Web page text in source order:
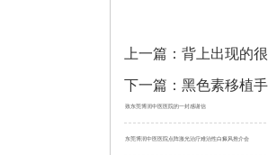
上一篇： 背上出现的
下一篇： 黑色素移植
致东莞博润中医医院的一封感谢信
东莞博润中医医院点阵激光治疗难治性白癜风推介会